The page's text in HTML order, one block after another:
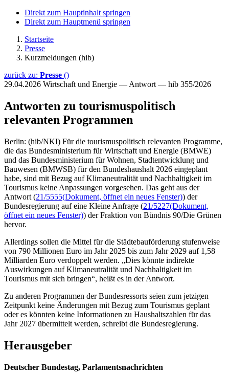
Direkt zum Hauptinhalt springen
Direkt zum Hauptmenü springen
Startseite
Presse
Kurzmeldungen (hib)
zurück zu: Presse ()
29.04.2026 Wirtschaft und Energie — Antwort — hib 355/2026
Antworten zu tourismuspolitisch
relevanten Programmen
Berlin: (hib/NKI) Für die tourismuspolitisch relevanten Programme,
die das Bundesministerium für Wirtschaft und Energie (BMWE)
und das Bundesministerium für Wohnen, Stadtentwicklung und
Bauwesen (BMWSB) für den Bundeshaushalt 2026 eingeplant
habe, sind mit Bezug auf Klimaneutralität und Nachhaltigkeit im
Tourismus keine Anpassungen vorgesehen. Das geht aus der
Antwort (21/5555(Dokument, öffnet ein neues Fenster)) der
Bundesregierung auf eine Kleine Anfrage (21/5227(Dokument,
öffnet ein neues Fenster)) der Fraktion von Bündnis 90/Die Grünen
hervor.
Allerdings sollen die Mittel für die Städtebauförderung stufenweise
von 790 Millionen Euro im Jahr 2025 bis zum Jahr 2029 auf 1,58
Milliarden Euro verdoppelt werden. „Dies könnte indirekte
Auswirkungen auf Klimaneutralität und Nachhaltigkeit im
Tourismus mit sich bringen“, heißt es in der Antwort.
Zu anderen Programmen der Bundesressorts seien zum jetzigen
Zeitpunkt keine Änderungen mit Bezug zum Tourismus geplant
oder es könnten keine Informationen zu Haushaltszahlen für das
Jahr 2027 übermittelt werden, schreibt die Bundesregierung.
Herausgeber
Deutscher Bundestag, Parlamentsnachrichten